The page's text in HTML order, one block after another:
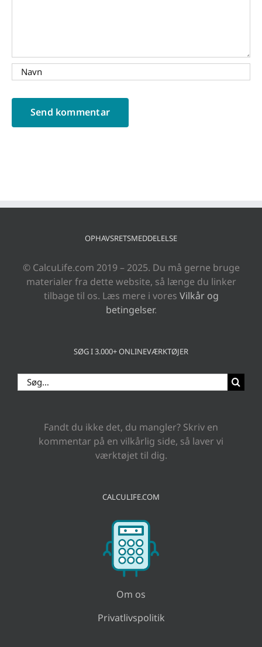
OPHAVSRETSMEDDELELSE
© CalcuLife.com 2019 – 2025. Du må gerne bruge
materialer fra dette website, så længe du linker
tilbage til os. Læs mere i vores Vilkår og
betingelser.
SØG I 3.000+ ONLINEVÆRKTØJER
Søg
efter:
Fandt du ikke det, du mangler? Skriv en
kommentar på en vilkårlig side, så laver vi
værktøjet til dig.
CALCULIFE.COM
Om os
Privatlivspolitik